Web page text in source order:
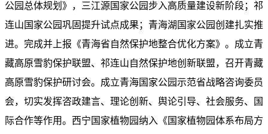
公园总体规划》，三江源国家公园步入高质量建设新阶段；祁
连山国家公园巩固提升试点成果；青海湖国家公园创建扎实推
进。完成并上报《青海省自然保护地整合优化方案》。成立青
藏高原雪豹保护联盟、祁连山自然保护地创新联盟，召开青藏
高原雪豹保护研讨会。成立青海国家公园示范省战略咨询委员
会，切实发挥咨政建言、理论创新、舆论引导、社会服务、国
际合作等作用。西宁国家植物园纳入《国家植物园体系布局方